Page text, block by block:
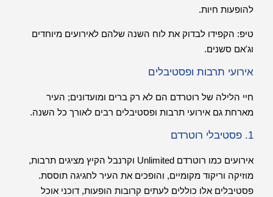
להופעות חיות.
טיפ: הקפידו לבדוק את לוח השנה שלהם לאירועים מיוחדים
וג'אם סשנים.
אירועי תרבות ופסטיבלים
חיי הלילה של רוטרדם הם לא רק ברים ומועדונים; העיר
מארחת גם אירועי תרבות ופסטיבלים רבים לאורך כל השנה.
1. פסטיבלי רוטרדם
אירועים כמו רוטרדם Unlimited וקרנבל הקיץ מציגים תרבות,
מוזיקה וריקוד מקומיים, והופכים את העיר לחגיגה תוססת.
פסטיבלים אלו כוללים לעתים קרובות הופעות, דוכני אוכל